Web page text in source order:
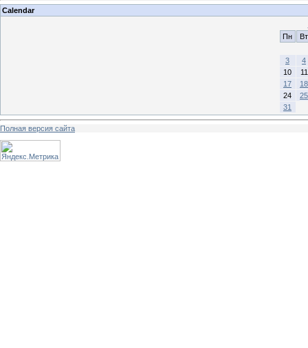
Calendar
Пн
Вт
3
4
10
11
17
18
24
25
31
Полная версия сайта